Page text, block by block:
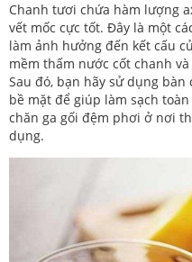
Chanh tươi chứa hàm lượng
vết mốc cực tốt. Đây là một
làm ảnh hưởng đến kết cấu
mềm thấm nước cốt chanh
Sau đó, bạn hãy sử dụng
bề mặt để giúp làm sạch
chăn ga gối đệm phơi ở nơi
dụng.